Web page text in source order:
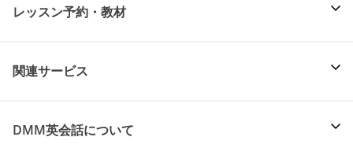
レッスン予約・教材
関連サービス
DMM英会話について